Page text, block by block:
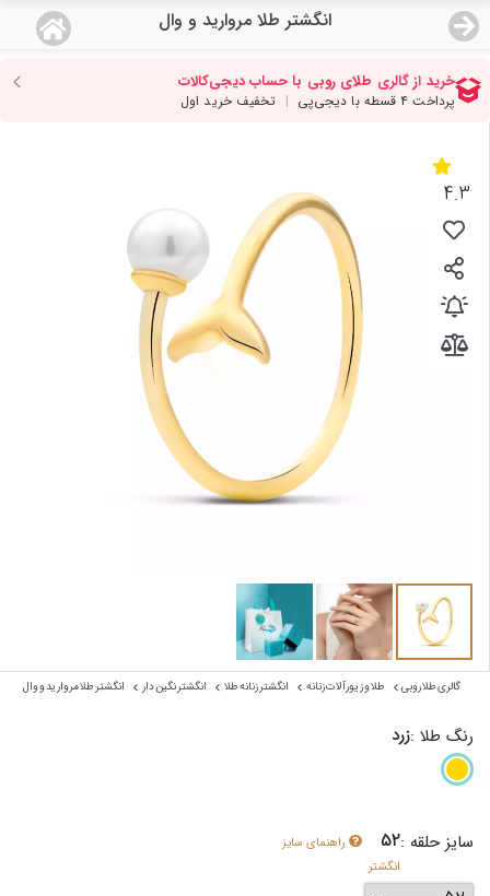
انگشتر طلا مروارید و وال
منو
صفحه اصلی
دسته بندی محصولات
نمایندگی ها
مجله روبی
درباره ما
4.3
گالری طلا روبی طلا و زیورآلات زنانه انگشتر زنانه طلا انگشتر نگین دار انگشتر طلا مروارید و وال
رنگ طلا :زرد
سایز حلقه :52
راهنمای سایز
انگشتر